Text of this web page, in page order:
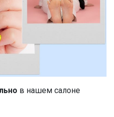
в нашем салоне